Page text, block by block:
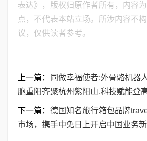
表达》，版权归原作者所有，内容
点，不代表本站立场。所涉内容不
议，仅供读者参考。
上一篇：
同做幸福使者:外骨骼机器
胞重阳齐聚杭州紫阳山,科技赋能登
下一篇： 德国知名旅行箱包品牌
市场，携手中免日上开启中国业务